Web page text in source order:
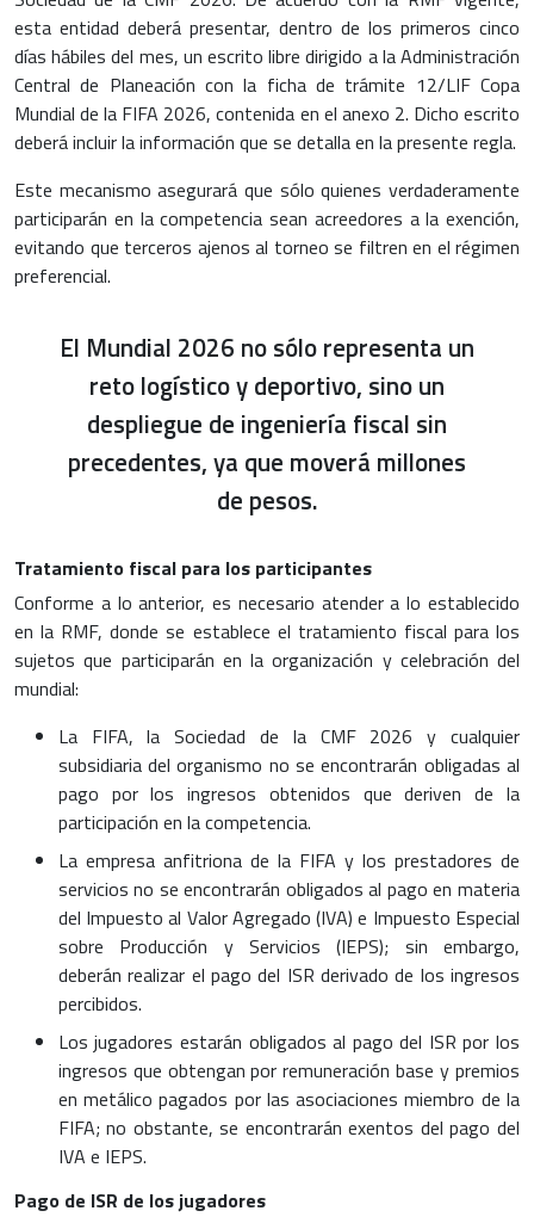
esta entidad deberá presentar, dentro de los primeros cinco
días hábiles del mes, un escrito libre dirigido a la Administración
Central de Planeación con la ficha de trámite 12/LIF Copa
Mundial de la FIFA 2026, contenida en el anexo 2. Dicho escrito
deberá incluir la información que se detalla en la presente regla.
Este mecanismo asegurará que sólo quienes verdaderamente
participarán en la competencia sean acreedores a la exención,
evitando que terceros ajenos al torneo se filtren en el régimen
preferencial.
El Mundial 2026 no sólo representa un
reto logístico y deportivo, sino un
despliegue de ingeniería fiscal sin
precedentes, ya que moverá millones
de pesos.
Tratamiento fiscal para los participantes
Conforme a lo anterior, es necesario atender a lo establecido
en la RMF, donde se establece el tratamiento fiscal para los
sujetos que participarán en la organización y celebración del
mundial:
La FIFA, la Sociedad de la CMF 2026 y cualquier
subsidiaria del organismo no se encontrarán obligadas al
pago por los ingresos obtenidos que deriven de la
participación en la competencia.
La empresa anfitriona de la FIFA y los prestadores de
servicios no se encontrarán obligados al pago en materia
del Impuesto al Valor Agregado (IVA) e Impuesto Especial
sobre Producción y Servicios (IEPS); sin embargo,
deberán realizar el pago del ISR derivado de los ingresos
percibidos.
Los jugadores estarán obligados al pago del ISR por los
ingresos que obtengan por remuneración base y premios
en metálico pagados por las asociaciones miembro de la
FIFA; no obstante, se encontrarán exentos del pago del
IVA e IEPS.
Pago de ISR de los jugadores